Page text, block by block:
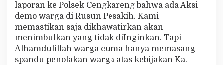
laporan ke Polsek Cengkareng bahwa ada Aksi
demo warga di Rusun Pesakih. Kami
memastikan saja dikhawatirkan akan
menimbulkan yang tidak diInginkan. Tapi
Alhamdulillah warga cuma hanya memasang
spandu penolakan warga atas kebijakan Ka.